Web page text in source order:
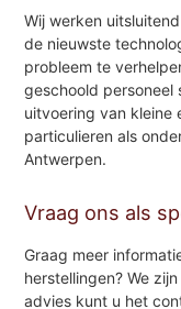
Wij werken
de nieuwste
probleem te
geschoold
uitvoering van kleine
particulieren als
Antwerpen.
Vraag ons als
Graag meer
herstellingen? We
advies kunt u het